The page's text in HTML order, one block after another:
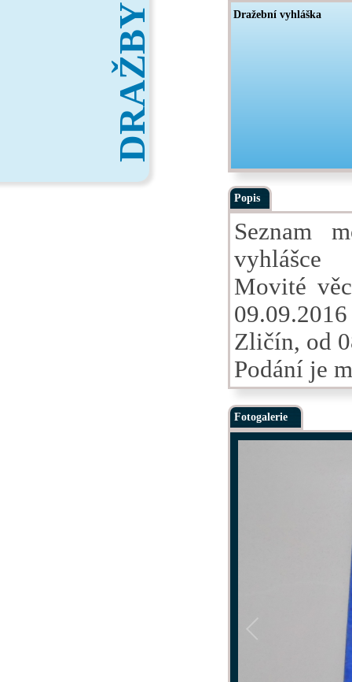
DRAŽBY Dražební vyhláška
Popis
Seznam
vyhlášce
Movité
Zličín, od
Podání je
Fotogalerie